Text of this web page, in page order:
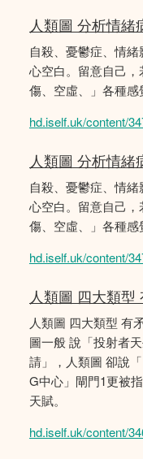
人類圖 分析情
自殺、憂鬱症、情
心空白。留意自己
傷、空虛、」各種感
hd.iself.uk/content/
人類圖 分析情
自殺、憂鬱症、情
心空白。留意自己
傷、空虛、」各種感
hd.iself.uk/content/
人類圖 四大類型
人類圖 四大類型 有
圖一般 說「投射者
請」，人類圖 卻說
G中心」閘門1更被
天賦。
hd.iself.uk/content/